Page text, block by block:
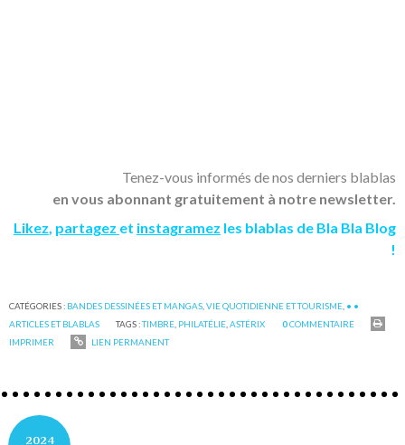
Tenez-vous informés de nos derniers blablas
en vous abonnant gratuitement à notre newsletter.
Likez partagez et instagramez les blablas de Bla Bla Blog
!
CATÉGORIES : BANDES DESSINÉES ET MANGAS ,VIE QUOTIDIENNE ET TOURISME • •
ARTICLES ET BLABLAS
TAGS :TIMBRE PHILATÉLIE ,ASTÉRIX 0COMMENTAIRE
IMPRIMER
LIEN PERMANENT
2024